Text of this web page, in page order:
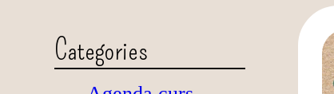
Categories